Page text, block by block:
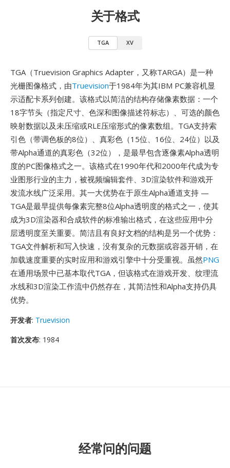
关于格式
TGA XV
TGA（Truevision Graphics Adapter，又称TARGA）是一种
光栅图像格式，由Truevision于1984年为其IBM PC兼容机显
示适配卡系列创建。该格式以简洁的结构存储像素数据：一个
18字节头（指定尺寸、色深和图像描述符标志）、可选的颜色
映射数据以及未压缩或RLE压缩形式的像素数组。TGA支持索
引色（带调色板的8位）、真彩色（15位、16位、24位）以及
带Alpha通道的真彩色（32位），是最早包含逐像素Alpha透明
度的PC图像格式之一。该格式在1990年代和2000年代成为专
业图形行业的主力，被视频编辑套件、3D渲染软件和游戏开
发流水线广泛采用。其一大优势在于原生Alpha通道支持 —
TGA是最早提供每像素完整8位Alpha透明度的格式之一，使其
成为3D渲染器和合成软件的标准输出格式，在这些应用中分
层透明度至关重要。简洁且有良好文档的结构是另一个优势：
TGA文件解析和写入快速，没有复杂的元数据或容器开销，在
加载速度重要的实时应用和游戏引擎中十分受重视。虽然PNG
在通用场景中已基本取代TGA，但该格式在游戏开发、纹理流
水线和3D渲染工作流中仍然存在，其简洁性和Alpha支持仍具
优势。
开发者: Truevision
首次发布: 1984
经常问的问题